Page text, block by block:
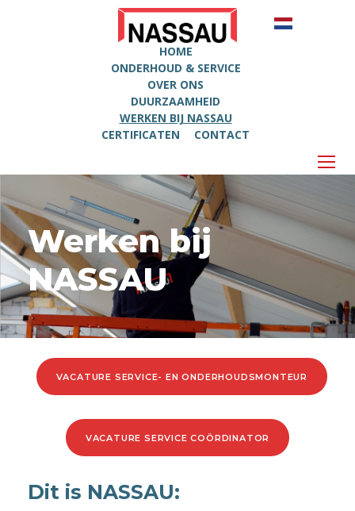
HOME
ONDERHOUD & SERVICE
OVER ONS
DUURZAAMHEID
WERKEN BIJ NASSAU
CERTIFICATEN
CONTACT
Werken bij
NASSAU
VACATURE SERVICE- EN ONDERHOUDSMONTEUR
VACATURE SERVICE COÖRDINATOR
Dit is NASSAU: